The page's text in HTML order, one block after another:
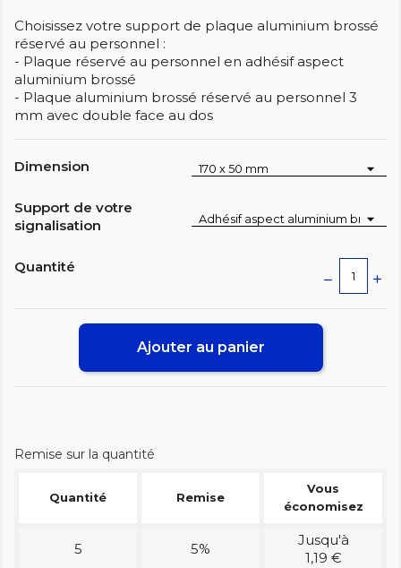
Choisissez votre support de plaque aluminium brossé
réservé au personnel :
- Plaque réservé au personnel en adhésif aspect
aluminium brossé
- Plaque aluminium brossé réservé au personnel 3
mm avec double face au dos
Dimension
Support de votre
signalisation
Quantité
Ajouter au panier
Remise sur la quantité
Quantité Remise
Vous
économisez
5 5%
Jusqu'à
1,19 €